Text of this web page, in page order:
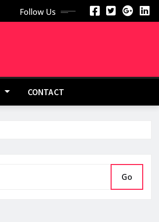
Follow Us
CONTACT
Go